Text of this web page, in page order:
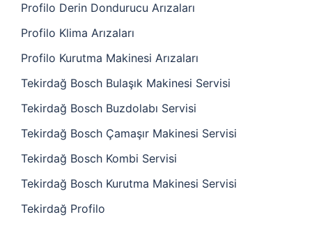
Profilo Derin Dondurucu Arızaları
Profilo Klima Arızaları
Profilo Kurutma Makinesi Arızaları
Tekirdağ Bosch Bulaşık Makinesi Servisi
Tekirdağ Bosch Buzdolabı Servisi
Tekirdağ Bosch Çamaşır Makinesi Servisi
Tekirdağ Bosch Kombi Servisi
Tekirdağ Bosch Kurutma Makinesi Servisi
Tekirdağ Profilo